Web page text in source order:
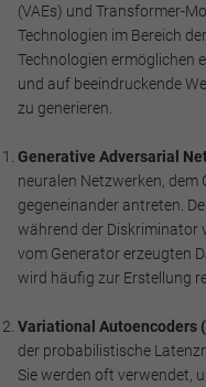
(VAEs) und Transformer-
Technologien im Bereich
Technologien ermöglichen
und auf beeindruckende
zu generieren.
Generative Adversarial
neuralen Netzwerken, dem
gegeneinander antreten.
während der Diskriminator
vom Generator erzeugten
wird häufig zur Erstellung
Variational Autoencoders
der probabilistische
Sie werden oft verwendet,